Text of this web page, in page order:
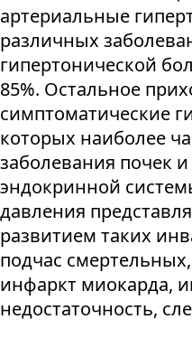
артериальные
различных
гипертонической
85%. Остальное
симптоматические
которых наиболее
заболевания почек
эндокринной
давления
развитием таких
подчас
инфаркт миокарда,
недостаточность,